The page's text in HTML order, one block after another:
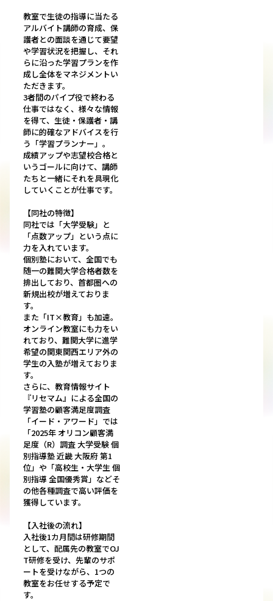
教室で生徒の指導に当たる
アルバイト講師の育成、保
護者との面談を通じて要望
や学習状況を把握し、それ
らに沿った学習プランを作
成し全体をマネジメントい
ただきます。
3者間のパイプ役で終わる
仕事ではなく、様々な情報
を得て、生徒・保護者・講
師に的確なアドバイスを行
う「学習プランナー」。
成績アップや志望校合格と
いうゴールに向けて、講師
たちと一緒にそれを具現化
していくことが仕事です。
【同社の特徴】
同社では「大学受験」と
「点数アップ」という点に
力を入れています。
個別塾において、全国でも
随一の難関大学合格者数を
排出しており、首都圏への
新規出校が増えておりま
す。
また「IT×教育」も加速。
オンライン教室にも力をい
れており、難関大学に進学
希望の関東関西エリア外の
学生の入塾が増えておりま
す。
さらに、教育情報サイト
『リセマム』による全国の
学習塾の顧客満足度調査
「イード・アワード」では
「2025年 オリコン顧客満
足度（R）調査 大学受験 個
別指導塾 近畿 大阪府 第1
位」や「高校生・大学生 個
別指導 全国優秀賞」などそ
の他各種調査で高い評価を
獲得しています。
【入社後の流れ】
入社後1カ月間は研修期間
として、配属先の教室でOJ
T研修を受け、先輩のサポ
ートを受けながら、1つの
教室をお任せする予定で
す。